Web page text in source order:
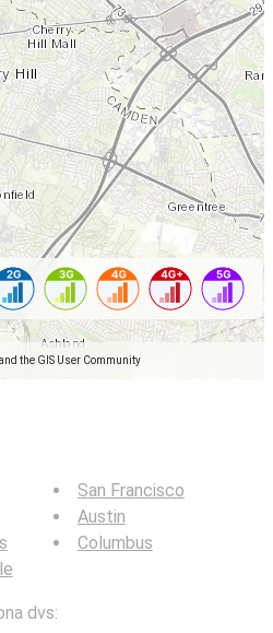
the GIS User Community
San Francisco
Austin
Columbus
dvs: